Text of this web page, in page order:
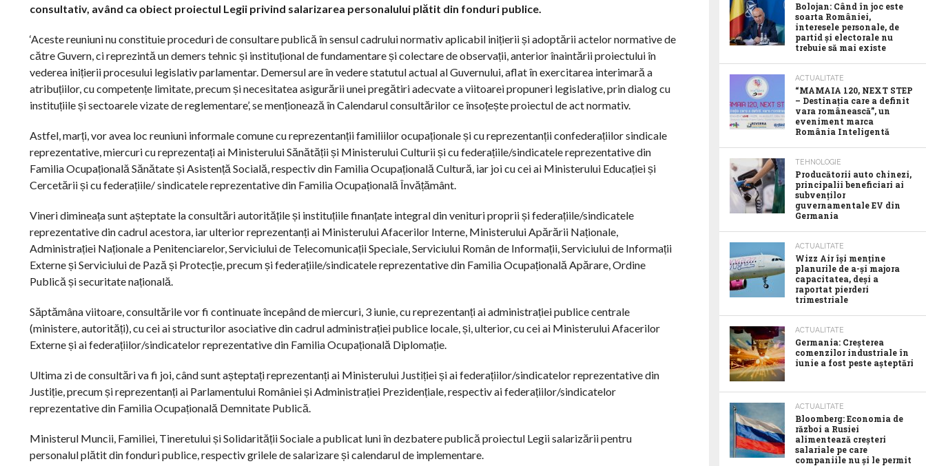
consultativ, având ca obiect proiectul Legii privind salarizarea personalului plătit din fonduri publice.
‘Aceste reuniuni nu constituie proceduri de consultare publică în sensul cadrului normativ aplicabil inițierii și adoptării actelor normative de
către Guvern, ci reprezintă un demers tehnic și instituțional de fundamentare și colectare de observații, anterior înaintării proiectului în
vederea inițierii procesului legislativ parlamentar. Demersul are în vedere statutul actual al Guvernului, aflat în exercitarea interimară a
atribuțiilor, cu competențe limitate, precum și necesitatea asigurării unei pregătiri adecvate a viitoarei propuneri legislative, prin dialog cu
instituțiile și sectoarele vizate de reglementare’, se menționează în Calendarul consultărilor ce însoțește proiectul de act normativ.
Astfel, marți, vor avea loc reuniuni informale comune cu reprezentanții familiilor ocupaționale și cu reprezentanții confederațiilor sindicale
reprezentative, miercuri cu reprezentați ai Ministerului Sănătății și Ministerului Culturii și cu federațiile/sindicatele reprezentative din
Familia Ocupațională Sănătate și Asistență Socială, respectiv din Familia Ocupațională Cultură, iar joi cu cei ai Ministerului Educației și
Cercetării și cu federațiile/ sindicatele reprezentative din Familia Ocupațională Învățământ.
Vineri dimineața sunt așteptate la consultări autoritățile și instituțiile finanțate integral din venituri proprii și federațiile/sindicatele
reprezentative din cadrul acestora, iar ulterior reprezentanți ai Ministerului Afacerilor Interne, Ministerului Apărării Naționale,
Administrației Naționale a Penitenciarelor, Serviciului de Telecomunicații Speciale, Serviciului Român de Informații, Serviciului de Informații
Externe și Serviciului de Pază și Protecție, precum și federațiile/sindicatele reprezentative din Familia Ocupațională Apărare, Ordine
Publică și securitate națională.
Săptămâna viitoare, consultările vor fi continuate începând de miercuri, 3 iunie, cu reprezentanți ai administrației publice centrale
(ministere, autorități), cu cei ai structurilor asociative din cadrul administrației publice locale, și, ulterior, cu cei ai Ministerului Afacerilor
Externe și ai federațiilor/sindicatelor reprezentative din Familia Ocupațională Diplomație.
Ultima zi de consultări va fi joi, când sunt așteptați reprezentanți ai Ministerului Justiției și ai federațiilor/sindicatelor reprezentative din
Justiție, precum și reprezentanți ai Parlamentului României și Administrației Prezidențiale, respectiv ai federațiilor/sindicatelor
reprezentative din Familia Ocupațională Demnitate Publică.
Ministerul Muncii, Familiei, Tineretului și Solidarității Sociale a publicat luni în dezbatere publică proiectul Legii salarizării pentru
personalul plătit din fonduri publice, respectiv grilele de salarizare și calendarul de implementare.
Bolojan: Când în joc este
soarta României,
interesele personale, de
partid și electorale nu
trebuie să mai existe
ACTUALITATE
“MAMAIA 120, NEXT STEP
– Destinația care a definit
vara românească”, un
eveniment marca
România Inteligentă
TEHNOLOGIE
Producătorii auto chinezi,
principalii beneficiari ai
subvenților
guvernamentale EV din
Germania
ACTUALITATE
Wizz Air își menține
planurile de a-și majora
capacitatea, deși a
raportat pierderi
trimestriale
ACTUALITATE
Germania: Creșterea
comenzilor industriale în
iunie a fost peste așteptări
ACTUALITATE
Bloomberg: Economia de
război a Rusiei
alimentează creșteri
salariale pe care
companiile nu și le permit